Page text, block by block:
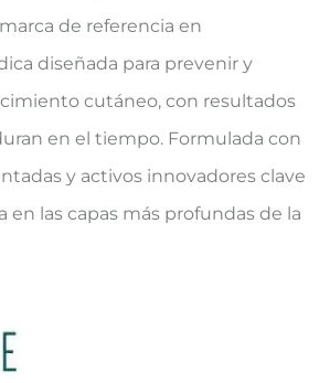
de referencia en
diseñada para prevenir y
cutáneo, con resultados
en el tiempo. Formulada con
y activos innovadores clave
en las capas más profundas de la